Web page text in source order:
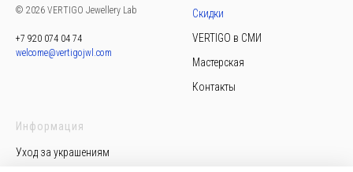
© 2026 VERTIGO Jewellery Lab
+7 920 074 04 74
welcome@vertigojwl.com
Скидки
VERTIGO в СМИ
Мастерская
Контакты
Информация
Уход за украшениям